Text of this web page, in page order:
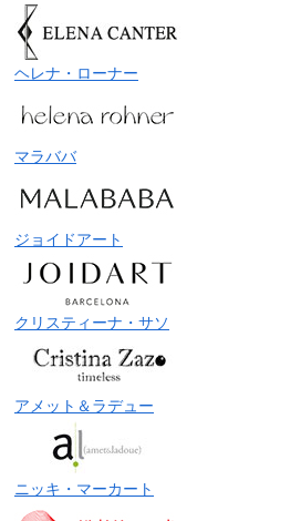
ヘレナ・ローナー
マラババ
ジョイドアート
クリスティーナ・サソ
アメット＆ラデュー
ニッキ・マーカート